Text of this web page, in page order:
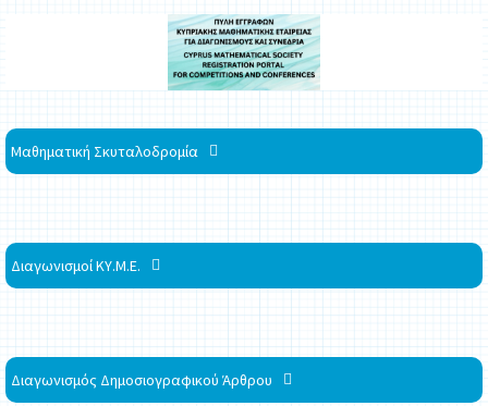
Μαθηματική Σκυταλοδρομία
Διαγωνισμοί ΚΥ.Μ.Ε.
Διαγωνισμός Δημοσιογραφικού Άρθρου